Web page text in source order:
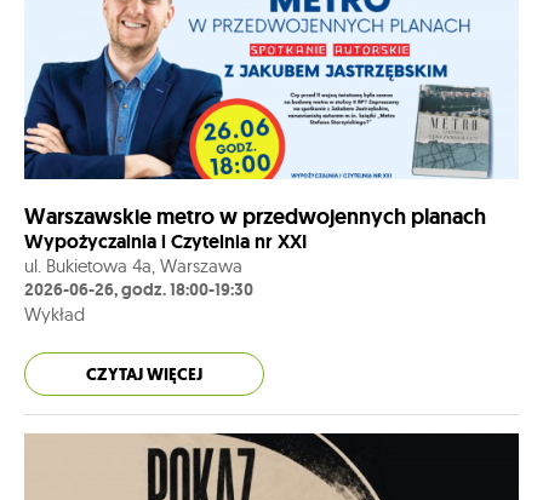
Warszawskie metro w przedwojennych planach
Wypożyczalnia i Czytelnia nr XXI
ul. Bukietowa 4a, Warszawa
2026-06-26, godz. 18:00-19:30
Wykład
CZYTAJ WIĘCEJ